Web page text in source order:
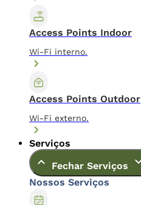
Access Points Indoor
Wi-Fi interno.
Access Points Outdoor
Wi-Fi externo.
Serviços
Fechar Serviços
Nossos Serviços